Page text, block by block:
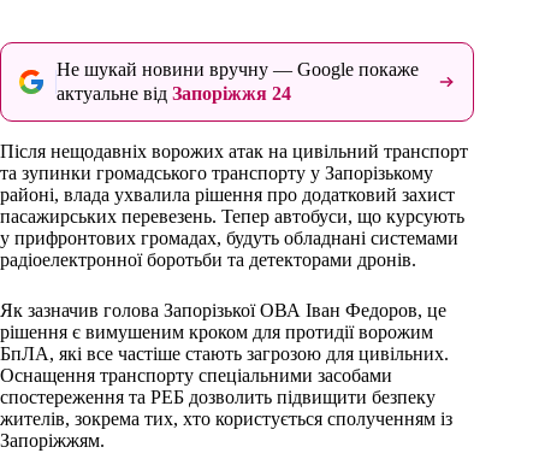
Не шукай новини вручну — Google покаже
актуальне від Запоріжжя 24
Після нещодавніх ворожих атак на цивільний транспорт
та зупинки громадського транспорту у Запорізькому
районі, влада ухвалила рішення про додатковий захист
пасажирських перевезень. Тепер автобуси, що курсують
у прифронтових громадах, будуть обладнані системами
радіоелектронної боротьби та детекторами дронів.
Як зазначив голова Запорізької ОВА Іван Федоров, це
рішення є вимушеним кроком для протидії ворожим
БпЛА, які все частіше стають загрозою для цивільних.
Оснащення транспорту спеціальними засобами
спостереження та РЕБ дозволить підвищити безпеку
жителів, зокрема тих, хто користується сполученням із
Запоріжжям.